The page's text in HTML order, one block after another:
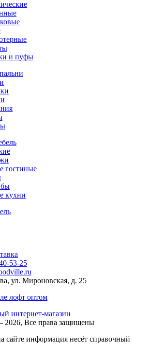
и пуфы
гостиные
кухни
53-25
ул. Мироновская, д. 25
лофт оптом
интернет-магазин
Все права защищены
сайте информация несёт справочный